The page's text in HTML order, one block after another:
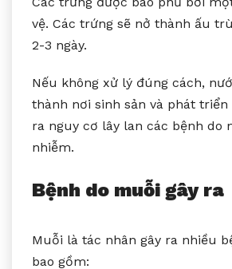
vệ. Các trứng sẽ nở thành ấu
2-3 ngày.
Nếu không xử lý đúng cách,
thành nơi sinh sản và phát triển
ra nguy cơ lây lan các bệnh do
nhiễm.
Bệnh do muỗi gây ra
Muỗi là tác nhân gây ra nhiều
bao gồm: